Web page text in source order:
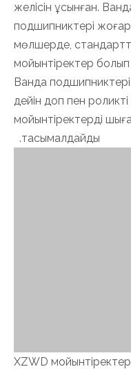
желісін ұсынған.
подшипниктері
мөлшерде,
мойынтіректер
Ванда
дейін доп пен роликті
мойынтіректерді
тасымалдайды.
XZWD мойынтіректер